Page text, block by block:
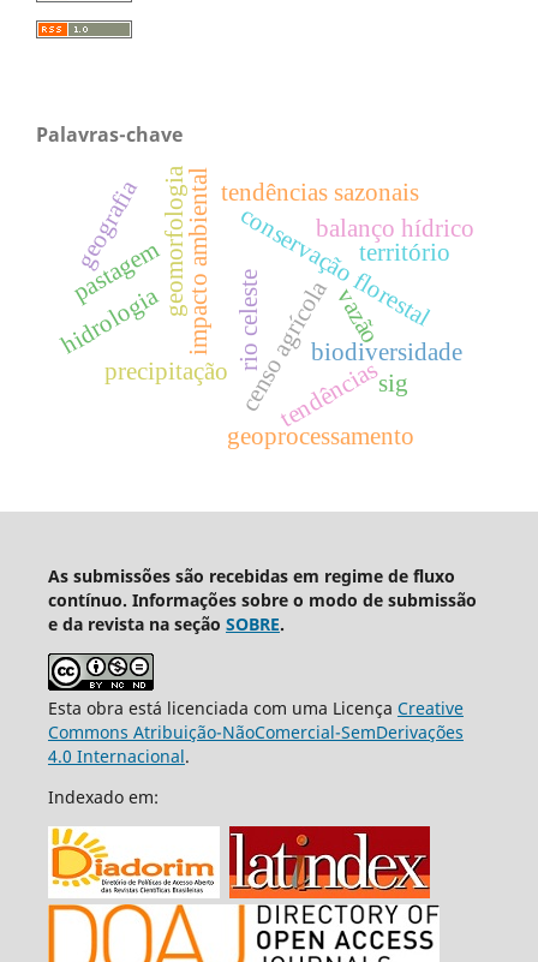
Palavras-chave
conservação florestal
impacto ambiental censo agrícolabiodiversidade
rio celeste
tendências
precipitação
vazão
balanço hídrico
geomorfologia
geoprocessamento
hidrologia
tendências sazonais
território
pastagem
geografia
sig
As submissões são recebidas em regime de fluxo
contínuo. Informações sobre o modo de submissão
e da revista na seção SOBRE.
Esta obra está licenciada com uma Licença Creative
Commons Atribuição-NãoComercial-SemDerivações
4.0 Internacional.
Indexado em: